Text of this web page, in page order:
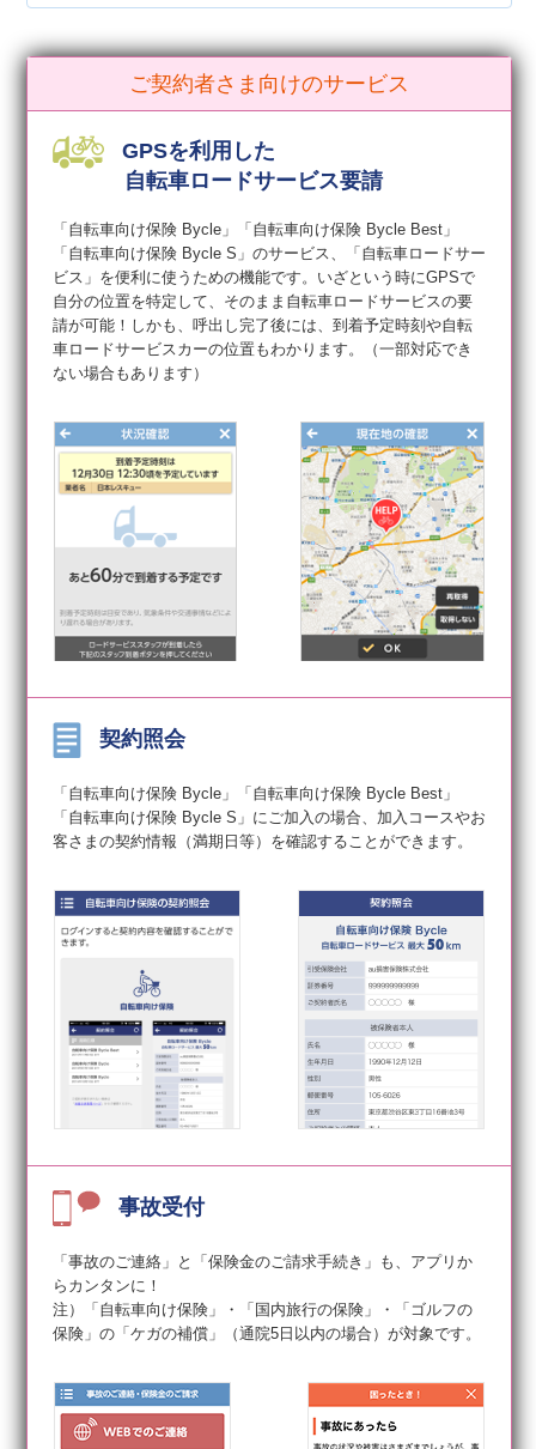
ご契約者さま向けのサービス
GPSを利用した
自転車ロードサービス要請
「自転車向け保険 Bycle」「自転車向け保険 Bycle Best」
「自転車向け保険 Bycle S」のサービス、「自転車ロードサー
ビス」を便利に使うための機能です。いざという時にGPSで
自分の位置を特定して、そのまま自転車ロードサービスの要
請が可能！しかも、呼出し完了後には、到着予定時刻や自転
車ロードサービスカーの位置もわかります。（一部対応でき
ない場合もあります）
契約照会
「自転車向け保険 Bycle」「自転車向け保険 Bycle Best」
「自転車向け保険 Bycle S」にご加入の場合、加入コースやお
客さまの契約情報（満期日等）を確認することができます。
事故受付
「事故のご連絡」と「保険金のご請求手続き」も、アプリか
らカンタンに！
注）「自転車向け保険」・「国内旅行の保険」・「ゴルフの
保険」の「ケガの補償」（通院5日以内の場合）が対象です。